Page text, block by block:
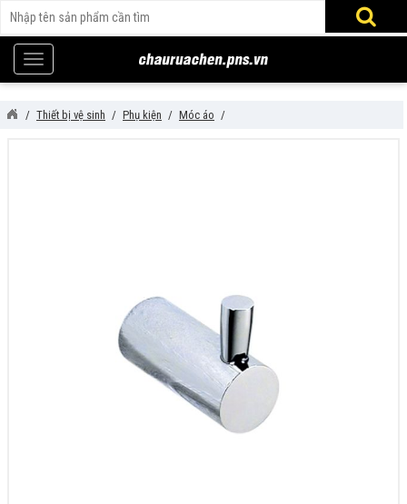
Thiết bị vệ sinh Phụ kiện Móc áo